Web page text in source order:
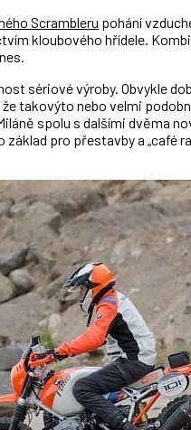
Scrambleru pohání
kloubového hřídele.
sériové výroby. Obvykle
takovýto nebo velmi
spolu s dalšími dvěma
pro přestavby a „café